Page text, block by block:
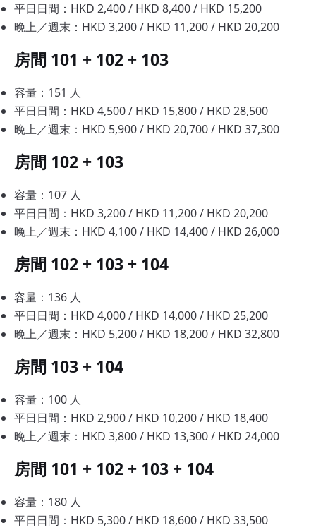
平日日間：HKD 2,400 / HKD 8,400 / HKD 15,200
晚上／週末：HKD 3,200 / HKD 11,200 / HKD 20,200
房間 101 + 102 + 103
容量：151 人
平日日間：HKD 4,500 / HKD 15,800 / HKD 28,500
晚上／週末：HKD 5,900 / HKD 20,700 / HKD 37,300
房間 102 + 103
容量：107 人
平日日間：HKD 3,200 / HKD 11,200 / HKD 20,200
晚上／週末：HKD 4,100 / HKD 14,400 / HKD 26,000
房間 102 + 103 + 104
容量：136 人
平日日間：HKD 4,000 / HKD 14,000 / HKD 25,200
晚上／週末：HKD 5,200 / HKD 18,200 / HKD 32,800
房間 103 + 104
容量：100 人
平日日間：HKD 2,900 / HKD 10,200 / HKD 18,400
晚上／週末：HKD 3,800 / HKD 13,300 / HKD 24,000
房間 101 + 102 + 103 + 104
容量：180 人
平日日間：HKD 5,300 / HKD 18,600 / HKD 33,500